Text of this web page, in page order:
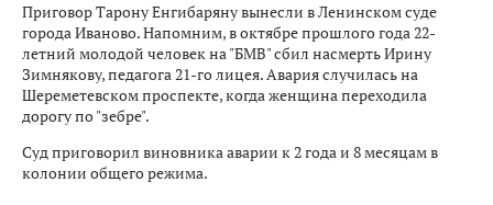
Приговор Тарону Енгибаряну вынесли в Ленинском суде
города Иваново. Напомним, в октябре прошлого года 22-
летний молодой человек на "БМВ" сбил насмерть Ирину
Зимнякову, педагога 21-го лицея. Авария случилась на
Шереметевском проспекте, когда женщина переходила
дорогу по "зебре".
Суд приговорил виновника аварии к 2 года и 8 месяцам в
колонии общего режима.